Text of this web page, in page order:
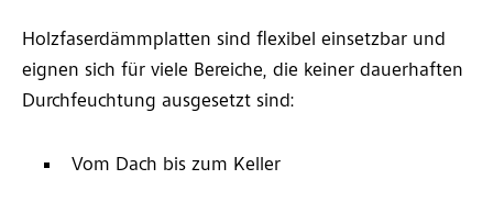
Holzfaserdämmplatten sind flexibel einsetzbar und
eignen sich für viele Bereiche, die keiner dauerhaften
Durchfeuchtung ausgesetzt sind:
Vom Dach bis zum Keller